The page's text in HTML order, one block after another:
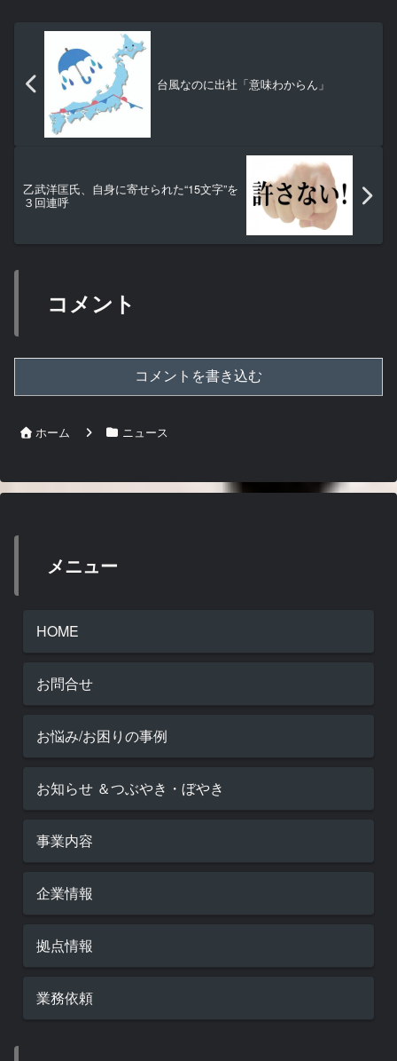
台風なのに出社「意味わからん」
乙武洋匡氏、自身に寄せられた“15文字”を
３回連呼
コメント
コメントを書き込む
ホーム ニュース
メニュー
HOME
お問合せ
お悩み/お困りの事例
お知らせ ＆つぶやき・ぼやき
事業内容
企業情報
拠点情報
業務依頼